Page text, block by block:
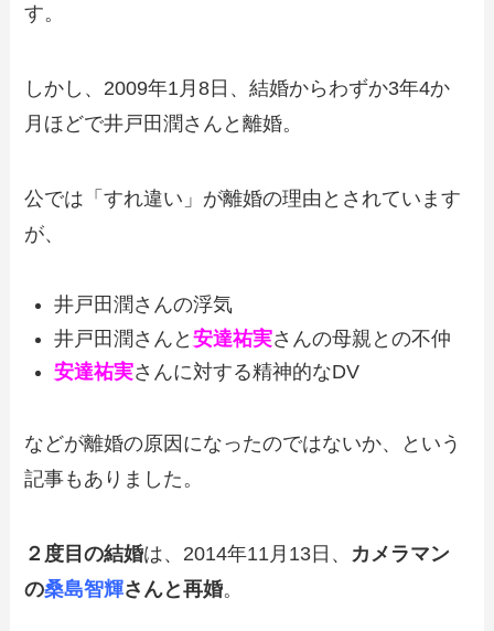
す。
しかし、2009年1月8日、結婚からわずか3年4か
月ほどで井戸田潤さんと離婚。
公では「すれ違い」が離婚の理由とされています
が、
井戸田潤さんの浮気
井戸田潤さんと安達祐実さんの母親との不仲
安達祐実さんに対する精神的なDV
などが離婚の原因になったのではないか、という
記事もありました。
２度目の結婚は、2014年11月13日、 カメラマン
の桑島智輝さんと再婚。